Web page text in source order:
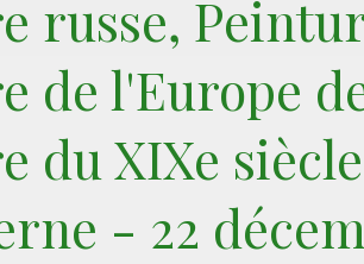
russe,
de l'Europe
du XIXe
- 22